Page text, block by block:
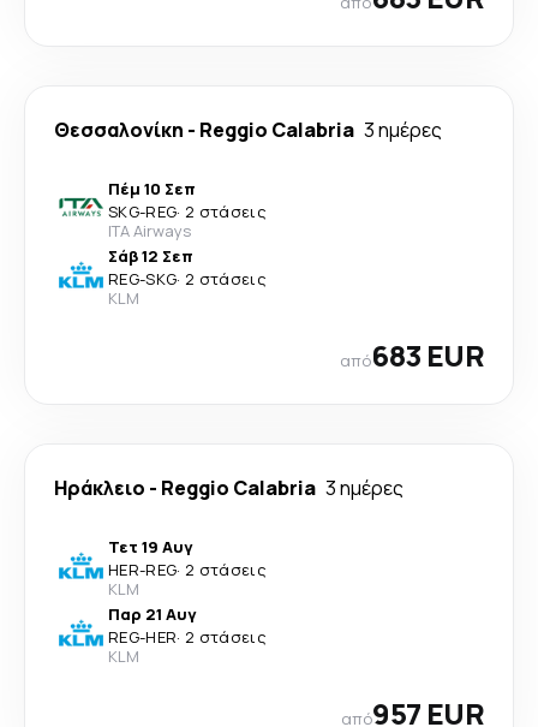
Θεσσαλονίκη - Reggio Calabria 3 ημέρες
Πέμ 10 Σεπ
SKG-REG· 2 στάσεις
ITA Airways
Σάβ 12 Σεπ
REG-SKG· 2 στάσεις
KLM
από683 EUR
Ηράκλειο - Reggio Calabria 3 ημέρες
Τετ 19 Αυγ
HER-REG· 2 στάσεις
KLM
Παρ 21 Αυγ
REG-HER· 2 στάσεις
KLM
από957 EUR